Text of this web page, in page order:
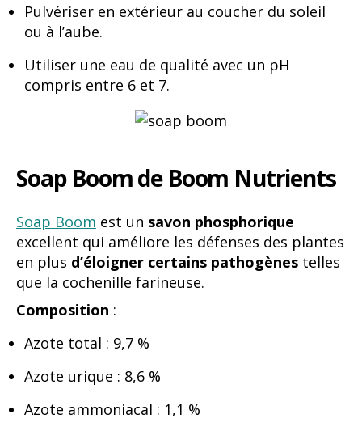
Pulvériser en extérieur au coucher du soleil
ou à l’aube.
Utiliser une eau de qualité avec un pH
compris entre 6 et 7.
Soap Boom de Boom Nutrients
Soap Boom est un savon phosphorique
excellent qui améliore les défenses des plantes
en plus d’éloigner certains pathogènes telles
que la cochenille farineuse.
Composition :
Azote total : 9,7 %
Azote urique : 8,6 %
Azote ammoniacal : 1,1 %